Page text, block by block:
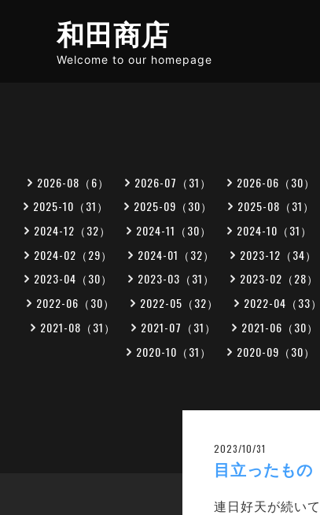
和田商店
Welcome to our homepage
2026-08（6） 2026-07（31） 2026-06（30）
2025-10（31）
2025-09（30） 2025-08（31）
2024-12（32）
2024-11（30） 2024-10（31）
2024-02（29）
2024-01（32） 2023-12（34）
2023-04（30）
2023-03（31） 2023-02（28）
2022-06（30）
2022-05（32） 2022-04（33）
2021-08（31）
2021-07（31） 2021-06（30）
2020-10（31）
2020-09（30）
2023/10/31
目立ったもの
連日好天が続いて